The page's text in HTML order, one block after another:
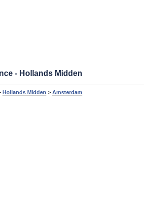
- Hollands Midden
Hollands Midden >Amsterdam